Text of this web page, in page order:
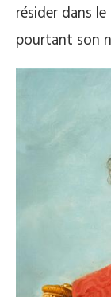
résider dans
pourtant son